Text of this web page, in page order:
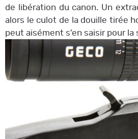
de libération du canon. Un
alors le culot de la douille tirée
peut aisément s'en saisir pour la